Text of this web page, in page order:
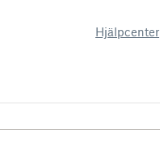
Hjälpcenter